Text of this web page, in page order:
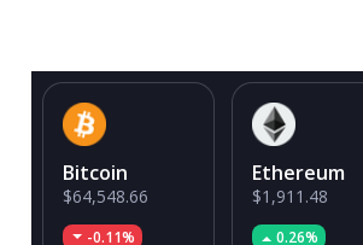
Bitcoin
$64,548.66
-0.11%
Ethereum
$1,911.48
0.26%